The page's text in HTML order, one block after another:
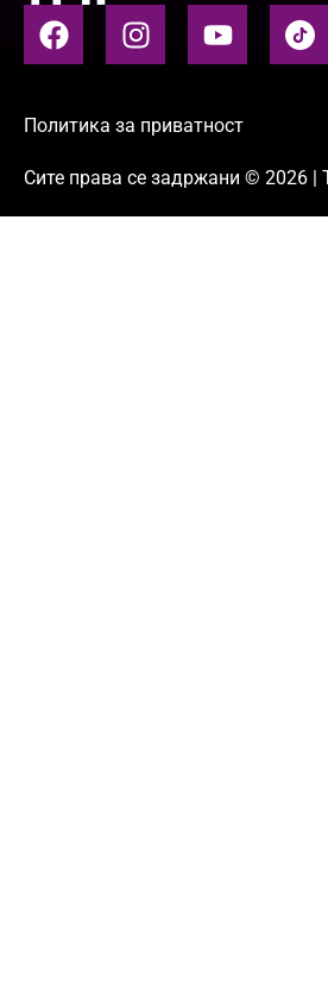
Политика за приватност
Сите права се задржани © 2026 |